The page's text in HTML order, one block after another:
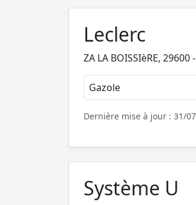
Leclerc
ZA LA BOISSIèRE, 29600
Gazole
Dernière mise à jour : 31/
Système U